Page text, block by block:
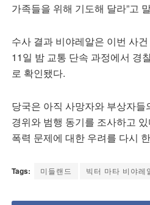
가족들을 위해 기도해 달라”고
수사 결과 비야레알은 이번 사
11일 밤 교통 단속 과정에서 경
로 확인됐다.
당국은 아직 사망자와 부상자
경위와 범행 동기를 조사하고
폭력 문제에 대한 우려를 다시
Tags: 미들랜드 빅터 마타 비야레